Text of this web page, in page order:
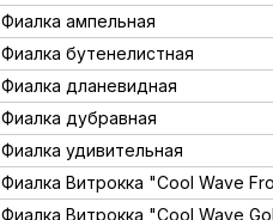
Фиалка ампельная
Фиалка бутенелистная
Фиалка дланевидная
Фиалка дубравная
Фиалка удивительная
Фиалка Витрокка "Cool Wave
Фиалка Витрокка "Cool Wave